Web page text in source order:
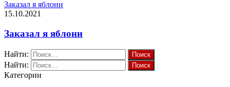
Заказал я яблони
15.10.2021
Заказал я яблони
Найти:
Найти:
Категории